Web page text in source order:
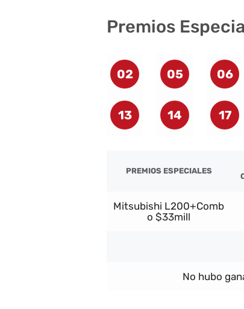
Premios
02 05 06
13 14 17
PREMIOS ESPECIALES
Mitsubishi L200+Comb
o $33mill
No hubo